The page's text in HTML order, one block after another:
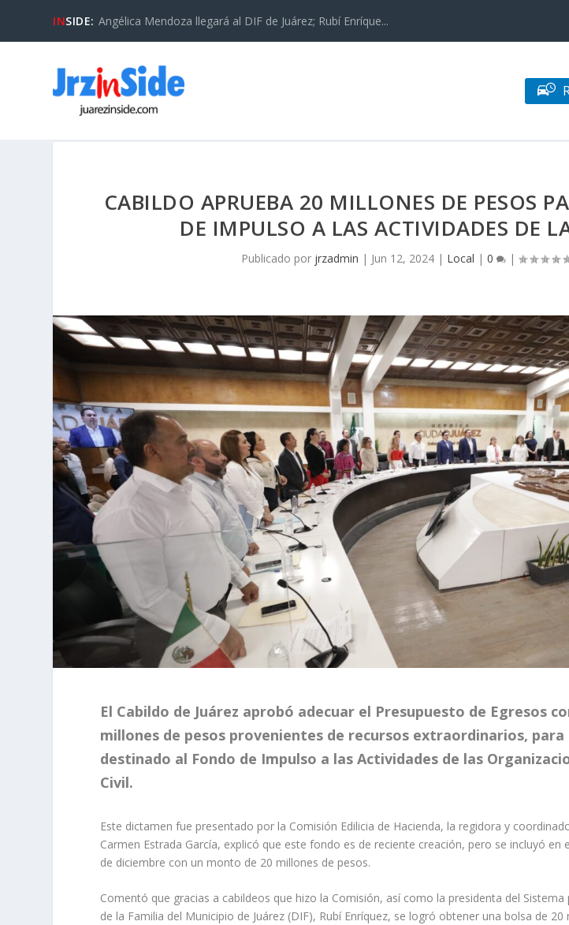
INSIDE: Angélica Mendoza llegará al DIF de Juárez; Rubí Enríque...
CABILDO APRUEBA 20 MILLONES DE PESOS
DE IMPULSO A LAS ACTIVIDADES DE
Publicado por jrzadmin | Jun 12, 2024| Local | 0 |
El Cabildo de Juárez aprobó adecuar el Presupuesto de Egresos
millones de pesos provenientes de recursos extraordinarios, para
destinado al Fondo de Impulso a las Actividades de las
Civil.
Este dictamen fue presentado por la Comisión Edilicia de Hacienda, la regidora y
Carmen Estrada García, explicó que este fondo es de reciente creación, pero se incluyó en
de diciembre con un monto de 20 millones de pesos.
Comentó que gracias a cabildeos que hizo la Comisión, así como la presidenta del
de la Familia del Municipio de Juárez (DIF), Rubí Enríquez, se logró obtener una bolsa de